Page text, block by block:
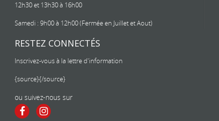
12h30 et 13h30 à 16h00
Samedi : 9h00 à 12h00 (Fermée en Juillet et Aout)
RESTEZ CONNECTÉS
Inscrivez-vous à la lettre d'information
{source}{/source}
ou suivez-nous sur